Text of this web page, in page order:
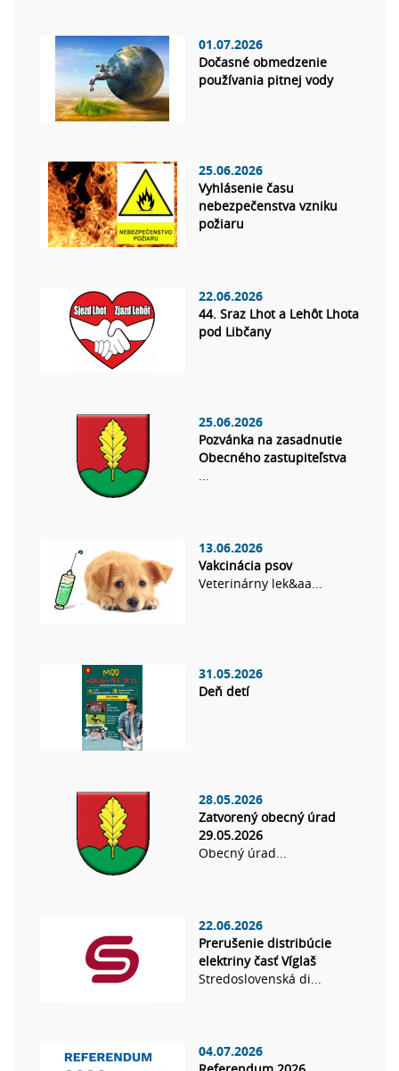
01.07.2026
Dočasné obmedzenie
používania pitnej vody
25.06.2026
Vyhlásenie času
nebezpečenstva vzniku
požiaru
22.06.2026
44. Sraz Lhot a Lehôt Lhota
pod Libčany
25.06.2026
Pozvánka na zasadnutie
Obecného zastupiteľstva
...
13.06.2026
Vakcinácia psov
Veterinárny lek&aa...
31.05.2026
Deň detí
28.05.2026
Zatvorený obecný úrad
29.05.2026
Obecný úrad...
22.06.2026
Prerušenie distribúcie
elektriny časť Víglaš
Stredoslovenská di...
04.07.2026